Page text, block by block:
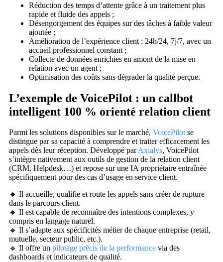
Réduction des temps d’attente grâce à un traitement plus
rapide et fluide des appels ;
Désengorgement des équipes sur des tâches à faible valeur
ajoutée ;
Amélioration de l’expérience client : 24h/24, 7j/7, avec un
accueil professionnel constant ;
Collecte de données enrichies en amont de la mise en
relation avec un agent ;
Optimisation des coûts sans dégrader la qualité perçue.
L’exemple de VoicePilot : un callbot
intelligent 100 % orienté relation client
Parmi les solutions disponibles sur le marché, VoicePilotse
distingue par sa capacité à comprendre et traiter efficacement les
appels dès leur réception. Développé parAxialys, VoicePilot
s’intègre nativement aux outils de gestion de la relation client
(CRM, Helpdesk…) et repose sur une IA propriétaire entraînée
spécifiquement pour des cas d’usage en service client.
🔹 Il accueille, qualifie et route les appels sans créer de rupture
dans le parcours client.
🔹 Il est capable de reconnaître des intentions complexes, y
compris en langage naturel.
🔹 Il s’adapte aux spécificités métier de chaque entreprise (retail,
mutuelle, secteur public, etc.).
🔹 Il offre un pilotage précis de la performance via des
dashboards et indicateurs de qualité.